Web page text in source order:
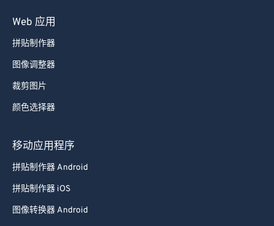
Web 应用
拼贴制作器
图像调整器
裁剪图片
颜色选择器
移动应用程序
拼贴制作器 Android
拼贴制作器 iOS
图像转换器 Android